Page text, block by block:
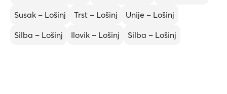
Susak – Lošinj
Trst – Lošinj
Unije – Lošinj
Silba – Lošinj
Ilovik – Lošinj Silba – Lošinj